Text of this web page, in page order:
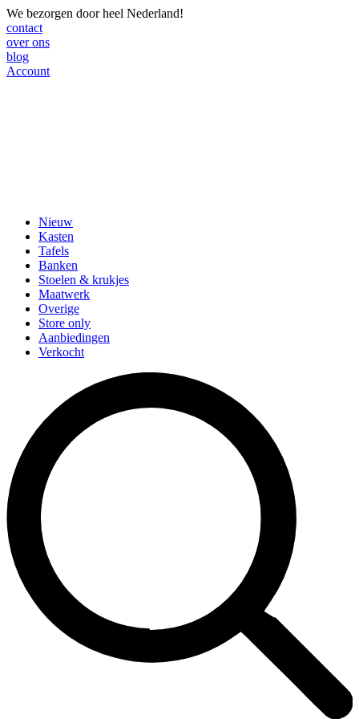
We bezorgen door heel Nederland!
contact
over ons
blog
Account
Nieuw
Kasten
Tafels
Banken
Stoelen & krukjes
Maatwerk
Overige
Store only
Aanbiedingen
Verkocht